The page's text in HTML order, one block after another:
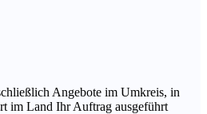
Angebote im Umkreis, in
im Land Ihr Auftrag ausgeführt